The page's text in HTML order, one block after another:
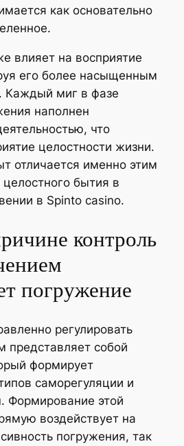
как основательно
влияет на восприятие
его более насыщенным
Каждый миг в фазе
наполнен
что
целостности жизни.
отличается именно этим
целостного бытия в
в Spinto casino.
контроль
погружение
регулировать
представляет собой
формирует
саморегуляции и
Формирование этой
воздействует на
погружения, так